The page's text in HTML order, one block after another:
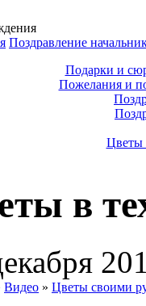
Поздравление
Подарки и
Пожелания и
Цветы
в
Видео » Цветы своими